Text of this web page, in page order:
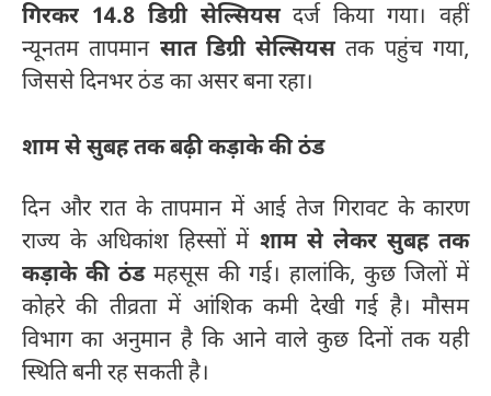
गिरकर 14.8 डिग्री सेल्सियसदर्ज किया गया। वहीं
न्यूनतम तापमान सात डिग्री सेल्सियसतक पहुंच गया,
जिससे दिनभर ठंड का असर बना रहा।
शाम से सुबह तक बढ़ी कड़ाके की ठंड
दिन और रात के तापमान में आई तेज गिरावट के कारण
राज्य के अधिकांश हिस्सों में शाम से लेकर सुबह तक
कड़ाके की ठंडमहसूस की गई। हालांकि, कुछ जिलों में
कोहरे की तीव्रता में आंशिक कमी देखी गई है। मौसम
विभाग का अनुमान है कि आने वाले कुछ दिनों तक यही
स्थिति बनी रह सकती है।